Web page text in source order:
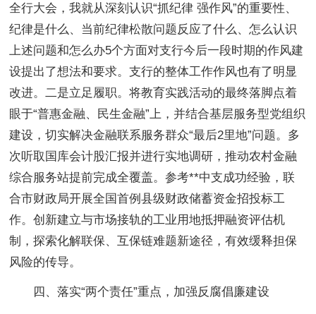
全行大会，我就从深刻认识“抓纪律 强作风”的重要性、
纪律是什么、当前纪律松散问题反应了什么、怎么认识
上述问题和怎么办5个方面对支行今后一段时期的作风建
设提出了想法和要求。支行的整体工作作风也有了明显
改进。二是立足履职。将教育实践活动的最终落脚点着
眼于“普惠金融、民生金融”上，并结合基层服务型党组织
建设，切实解决金融联系服务群众“最后2里地”问题。多
次听取国库会计股汇报并进行实地调研，推动农村金融
综合服务站提前完成全覆盖。参考**中支成功经验，联
合市财政局开展全国首例县级财政储蓄资金招投标工
作。创新建立与市场接轨的工业用地抵押融资评估机
制，探索化解联保、互保链难题新途径，有效缓释担保
风险的传导。
四、落实“两个责任”重点，加强反腐倡廉建设